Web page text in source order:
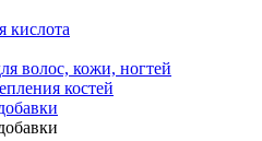
кислота
волос, кожи, ногтей
костей